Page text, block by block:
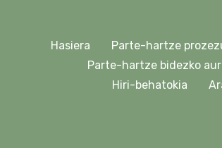
Hasiera Parte-hartze
Parte-hartze bidezko
Hiri-behatokia